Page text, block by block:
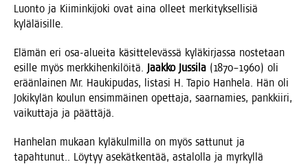
Luon­to ja Kii­min­ki­jo­ki ovat aina olleet mer­ki­tyk­sel­li­siä
kyläläisille.
Elä­män eri osa-aluei­ta käsit­te­le­väs­sä kylä­kir­jas­sa nos­te­taan
esil­le myös merk­ki­hen­ki­löi­tä. Jaak­ko Jus­si­la (1870–1960) oli
erään­lai­nen Mr. Hau­ki­pu­das, lis­ta­si H. Tapio Han­he­la. Hän oli
Joki­ky­län kou­lun ensim­mäi­nen opet­ta­ja, saar­na­mies, pank­kii­ri,
vai­kut­ta­ja ja päättäjä.
Han­he­lan mukaan kylä­kul­mil­la on myös sat­tu­nut ja
tapah­tu­nut.. Löy­tyy ase­kät­ken­tää, asta­lol­la ja myr­kyl­lä